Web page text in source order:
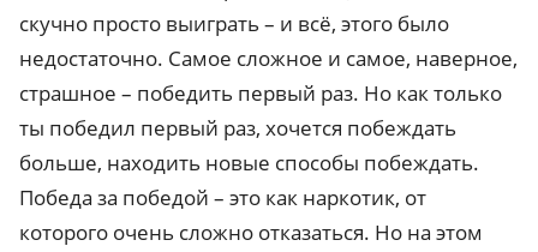
скучно просто выиграть – и всё, этого было
недостаточно. Самое сложное и самое, наверное,
страшное – победить первый раз. Но как только
ты победил первый раз, хочется побеждать
больше, находить новые способы побеждать.
Победа за победой – это как наркотик, от
которого очень сложно отказаться. Но на этом